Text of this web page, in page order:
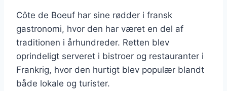
Côte de Boeuf har sine rødder i fransk
gastronomi, hvor den har været en del af
traditionen i århundreder. Retten blev
oprindeligt serveret i bistroer og restauranter i
Frankrig, hvor den hurtigt blev populær blandt
både lokale og turister.